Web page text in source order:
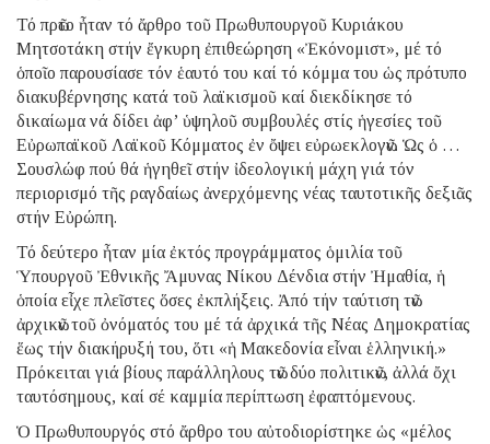
Τό πρῶτο ἦταν τό ἄρθρο τοῦ Πρωθυπουργοῦ Κυριάκου
Μητσοτάκη στήν ἔγκυρη ἐπιθεώρηση «Ἐκόνομιστ», μέ τό
ὁποῖο παρουσίασε τόν ἑαυτό του καί τό κόμμα του ὡς πρότυπο
διακυβέρνησης κατά τοῦ λαϊκισμοῦ καί διεκδίκησε τό
δικαίωμα νά δίδει ἀφ’ ὑψηλοῦ συμβουλές στίς ἡγεσίες τοῦ
Εὐρωπαϊκοῦ Λαϊκοῦ Κόμματος ἐν ὄψει εὐρωεκλογῶν. Ὡς ὁ …
Σουσλώφ πού θά ἡγηθεῖ στήν ἰδεολογική μάχη γιά τόν
περιορισμό τῆς ραγδαίως ἀνερχόμενης νέας ταυτοτικῆς δεξιᾶς
στήν Εὐρώπη.
Τό δεύτερο ἦταν μία ἐκτός προγράμματος ὁμιλία τοῦ
Ὑπουργοῦ Ἐθνικῆς Ἄμυνας Νίκου Δένδια στήν Ἠμαθία, ἡ
ὁποία εἶχε πλεῖστες ὅσες ἐκπλήξεις. Ἀπό τήν ταύτιση τῶν
ἀρχικῶν τοῦ ὀνόματός του μέ τά ἀρχικά τῆς Νέας Δημοκρατίας
ἕως τήν διακήρυξή του, ὅτι «ἡ Μακεδονία εἶναι ἑλληνική.»
Πρόκειται γιά βίους παράλληλους τῶν δύο πολιτικῶν, ἀλλά ὄχι
ταυτόσημους, καί σέ καμμία περίπτωση ἐφαπτόμενους.
Ὁ Πρωθυπουργός στό ἄρθρο του αὐτοδιορίστηκε ὡς «μέλος